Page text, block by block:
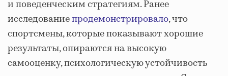
и поведенческим стратегиям. Ранее
исследованиепродемонстрировало, что
спортсмены, которые показывают хорошие
результаты, опираются на высокую
самооценку, психологическую устойчивость